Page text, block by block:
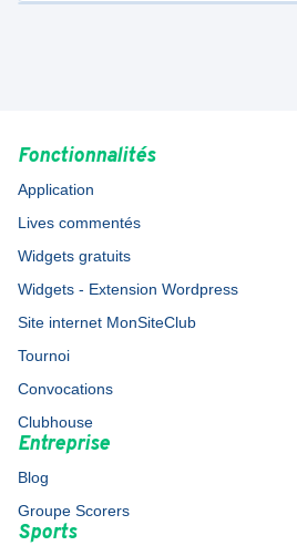
Fonctionnalités
Application
Lives commentés
Widgets gratuits
Widgets - Extension Wordpress
Site internet MonSiteClub
Tournoi
Convocations
Clubhouse
Entreprise
Blog
Groupe Scorers
Sports